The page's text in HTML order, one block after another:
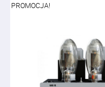
PROMOCJA!